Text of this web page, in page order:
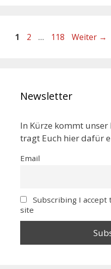
1 2 … 118 Weiter →
Newsletter
In Kürze kommt
tragt Euch hier dafür
Email
Subscribing I
site